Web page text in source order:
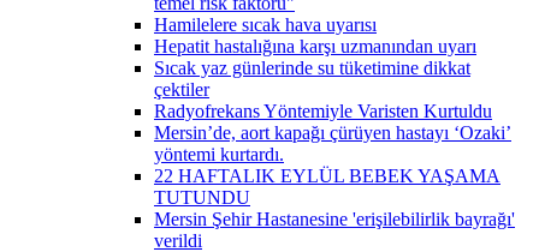
Hamilelere sıcak hava uyarısı
Hepatit hastalığına karşı uzmanından uyarı
Sıcak yaz günlerinde su tüketimine dikkat
çektiler
Radyofrekans Yöntemiyle Varisten Kurtuldu
Mersin’de, aort kapağı çürüyen hastayı ‘Ozaki’
yöntemi kurtardı.
22 HAFTALIK EYLÜL BEBEK YAŞAMA
TUTUNDU
Mersin Şehir Hastanesine 'erişilebilirlik bayrağı'
verildi